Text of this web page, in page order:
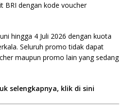
BRI dengan kode voucher
hingga 4 Juli 2026 dengan kuota
Seluruh promo tidak dapat
maupun promo lain yang sedang
selengkapnya, klik di sini